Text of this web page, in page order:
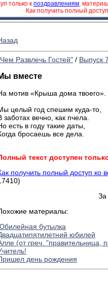
только к поздравлениям,
Как получить полный
Развлечь Гостей" / Выпуск
вместе
мотив «Крыша дома твоего».
целый год спешим куда-то,
заботах вечно, как пчела.
есть в году такие даты,
бросаешь все дела.
текст доступен
получить полный доступ ко
За
материалы:
бутылка
юбилей
(от греч. "правительница,
день рождения